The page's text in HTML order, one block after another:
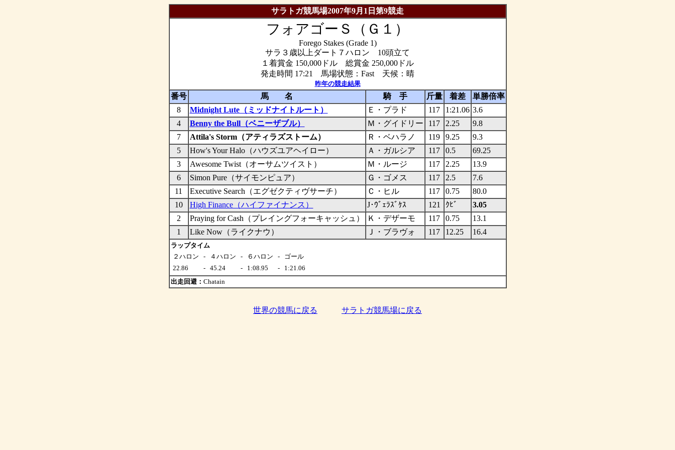
サラトガ競馬場2007年9月1日第9競走
フォアゴーＳ（Ｇ１）
Forego Stakes (Grade 1)
サラ３歳以上ダート７ハロン 10頭立て
１着賞金 150,000ドル 総賞金 250,000ドル
発走時間 17:21 馬場状態：Fast 天候：晴
昨年の競走結果
番号 馬 名 騎 手 斤量 着差
単勝倍率
8
Midnight Lute（ミッドナイトルート） Ｅ・プラド 117 1:21.06 3.6
4
Benny the Bull（ベニーザブル） Ｍ・グイドリー 117 2.25
9.8
7
Attila's Storm（アティラズストーム） Ｒ・ベハラノ 119 9.25
9.3
5
How's Your Halo（ハウズユアヘイロー） Ａ・ガルシア 117 0.5
69.25
3
Awesome Twist（オーサムツイスト） Ｍ・ルージ 117 2.25
13.9
6
Simon Pure（サイモンピュア） Ｇ・ゴメス 117 2.5
7.6
11
Executive Search（エグゼクティヴサーチ） Ｃ・ヒル 117 0.75
80.0
10
High Finance（ハイファイナンス） J･ｳﾞｪﾗｽﾞｹｽ 121 ｸﾋﾞ
3.05
2
Praying for Cash（プレイングフォーキャッシュ） Ｋ・デザーモ 117 0.75
13.1
1
Like Now（ライクナウ） Ｊ・ブラヴォ 117 12.25 16.4
ラップタイム
２ハロン
- ４ハロン - ６ハロン -
ゴール
22.86
- 45.24 - 1:08.95 -
1:21.06
出走回避： Chatain
世界の競馬に戻る サラトガ競馬場に戻る